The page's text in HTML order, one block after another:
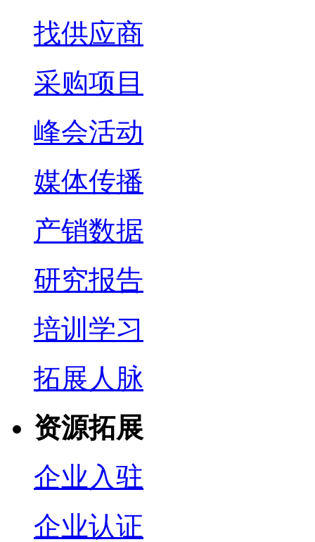
找供应商
采购项目
峰会活动
媒体传播
产销数据
研究报告
培训学习
拓展人脉
资源拓展
企业入驻
企业认证